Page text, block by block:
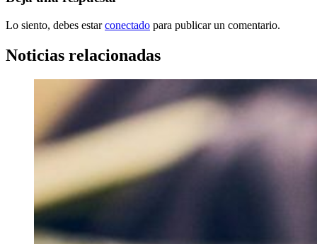
Lo siento, debes estarconectado para publicar un comentario.
Noticias relacionadas